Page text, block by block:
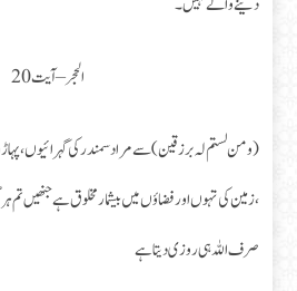
الحجر – آیت 20
( ومن لستم لہ برزقین )سے مراد سمندر کی گہرائیوں،
، زمین کی تہوں اور فضاؤں میں بیشمار مخلوق ہے جنھیں
صرف اللہ ہی روزی دیتا ہے